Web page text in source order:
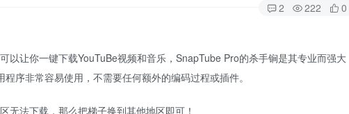
2
222 0
以让你一键下载YouTuBe视频和音乐，SnapTube Pro的杀手锏是其专业而强大
序非常容易使用，不需要任何额外的编码过程或插件。
无法下载，那么把梯子换到其他地区即可！